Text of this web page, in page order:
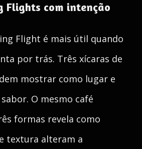
Flights com intenção
Flight é mais útil quando
por trás. Três xícaras de
mostrar como lugar e
O mesmo café
formas revela como
textura alteram a